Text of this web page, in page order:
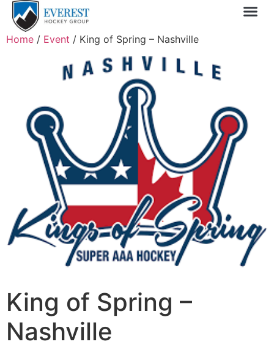
Home / Event / King of Spring – Nashville
King of Spring –
Nashville